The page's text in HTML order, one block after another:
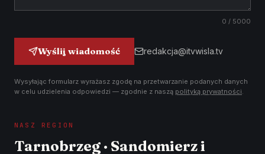
0 / 5000
Wyślij wiadomość redakcja@itvwisla.tv
Wysyłając formularz wyrażasz zgodę na przetwarzanie podanych danych
w celu udzielenia odpowiedzi — zgodnie z naszą polityką prywatności.
NASZ REGION
Tarnobrzeg · Sandomierz i